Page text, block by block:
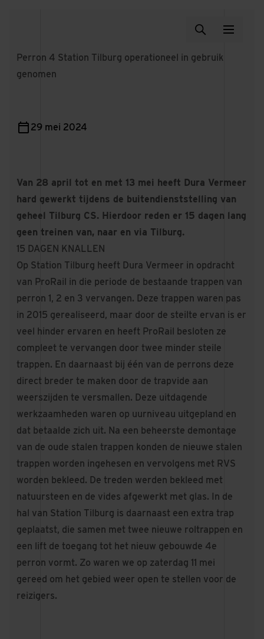
Perron 4 Station Tilburg operationeel in gebruik
genomen
29 mei 2024
Van 28 april tot en met 13 mei heeft Dura Vermeer
hard gewerkt tijdens de buitendienststelling van
geheel Tilburg CS. Hierdoor reden er 15 dagen lang
geen treinen van, naar en via Tilburg.
15 DAGEN KNALLEN
Op Station Tilburg heeft Dura Vermeer in opdracht
van ProRail in die periode de bestaande trappen van
perron 1, 2 en 3 vervangen. Deze trappen waren pas
in 2015 gerealiseerd, maar door de steilte ervan is er
veel hinder ervaren en heeft ProRail besloten ze
compleet te vervangen door twee minder steile
trappen. En daarnaast bij één van de perrons deze
direct breder te maken door de trapvide aan
weerszijden te versmallen. Deze uitdagende
werkzaamheden waren op uurniveau uitgepland en
dat betaalde zich uit. Na een beheerste demontage
van de oude stalen trappen konden de nieuwe stalen
trappen worden ingehesen en vervolgens met RVS
worden bekleed. De treden werden bekleed met
natuursteen en de vides afgewerkt met glas. In de
hal van Station Tilburg is daarnaast een extra trap
geplaatst, die samen met twee nieuwe roltrappen en
een lift de toegang tot het nieuw gebouwde 4e
perron vormt. Zo waren we op zaterdag 11 mei
gereed om het gebied weer open te stellen voor de
reizigers.